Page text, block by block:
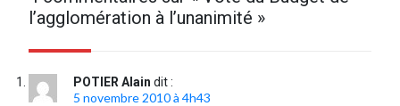
l’agglomération à l’unanimité »
POTIER Alain dit :
5 novembre 2010 à 4h43